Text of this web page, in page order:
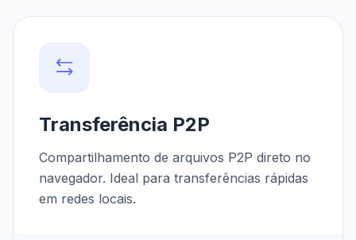
Transferência P2P
Compartilhamento de arquivos P2P direto no
navegador. Ideal para transferências rápidas
em redes locais.